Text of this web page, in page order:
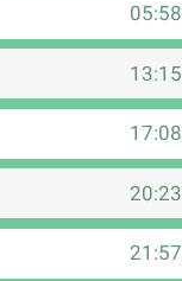
05:58
13:15
17:08
20:23
21:57